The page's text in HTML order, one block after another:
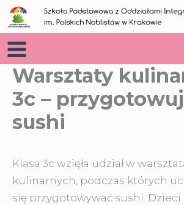
Przejdź
do
treści
Warsztaty
3c –
sushi
Klasa 3c wzięła udział w
kulinarnych, podczas których
się przygotowywać sushi. Dzieci